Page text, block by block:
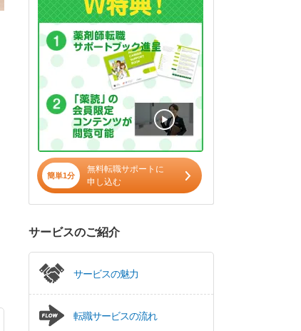
簡単1分
無料転職サポートに
申し込む
サービスのご紹介
サービスの魅力
転職サービスの流れ